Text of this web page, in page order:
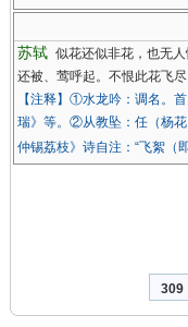
苏轼 似花还似非花，也无
还被、莺呼起。不恨此花飞
【注释】①水龙吟：调名。
瑞》等。②从教坠：任（杨
仲锡荔枝》诗自注：“飞絮（
309